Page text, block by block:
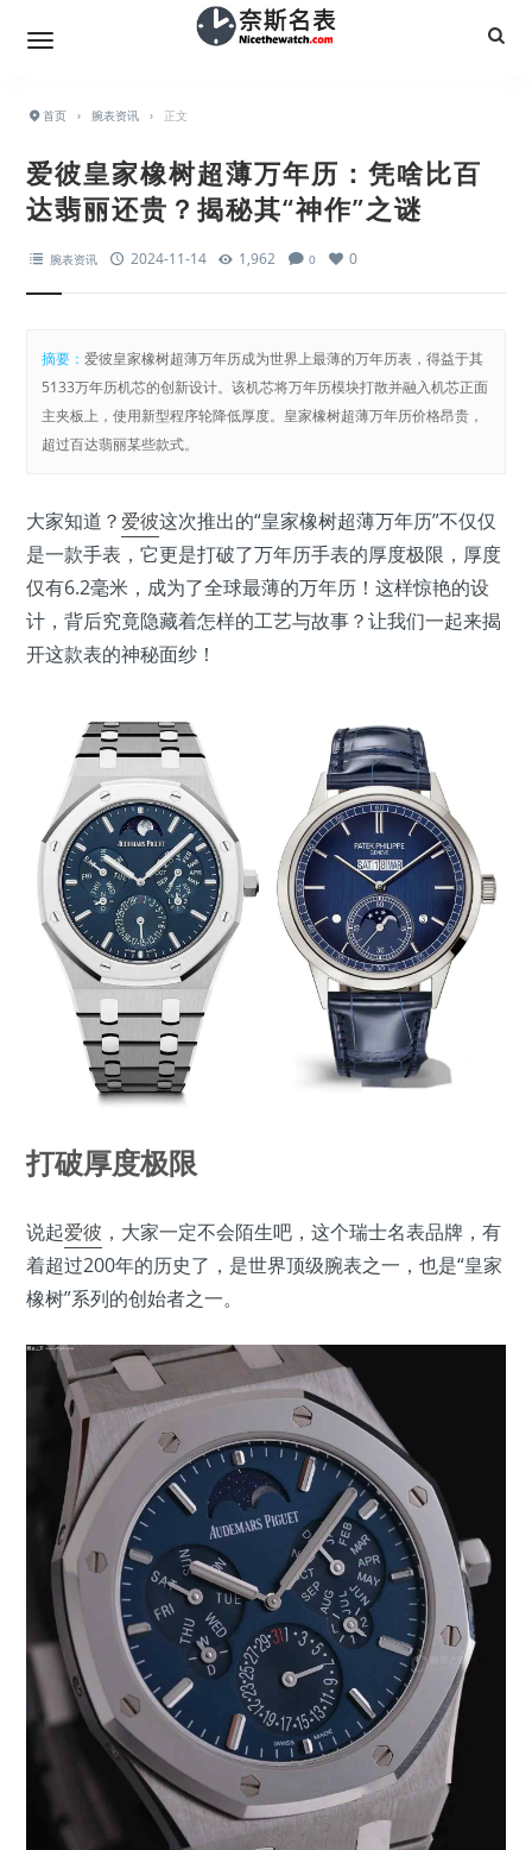
首页 › 腕表资讯 › 正文
爱彼皇家橡树超薄万年历：凭啥比百
达翡丽还贵？揭秘其“神作”之谜
腕表资讯 2024-11-14 1,962 0 0
摘要：爱彼皇家橡树超薄万年历成为世界上最薄的万年历表，得益于其
5133万年历机芯的创新设计。该机芯将万年历模块打散并融入机芯正面
主夹板上，使用新型程序轮降低厚度。皇家橡树超薄万年历价格昂贵，
超过百达翡丽某些款式。
大家知道？爱彼这次推出的“皇家橡树超薄万年历”不仅仅
是一款手表，它更是打破了万年历手表的厚度极限，厚度
仅有6.2毫米，成为了全球最薄的万年历！这样惊艳的设
计，背后究竟隐藏着怎样的工艺与故事？让我们一起来揭
开这款表的神秘面纱！
打破厚度极限
说起爱彼 ，大家一定不会陌生吧，这个瑞士名表品牌，有
着超过200年的历史了，是世界顶级腕表之一，也是“皇家
橡树”系列的创始者之一。